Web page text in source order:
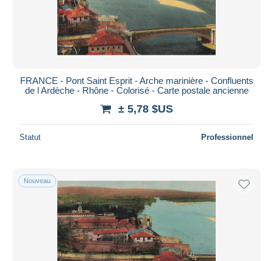
FRANCE - Pont Saint Esprit - Arche marinière - Confluents
de l Ardèche - Rhône - Colorisé - Carte postale ancienne
± 5,78 $US
Statut Professionnel
Nouveau